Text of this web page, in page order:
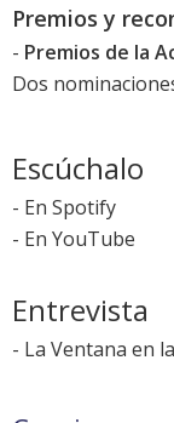
Premios y
- Premios de la
Dos
Escúchalo
- En Spotify
- En YouTube
Entrevista
- La Ventana en